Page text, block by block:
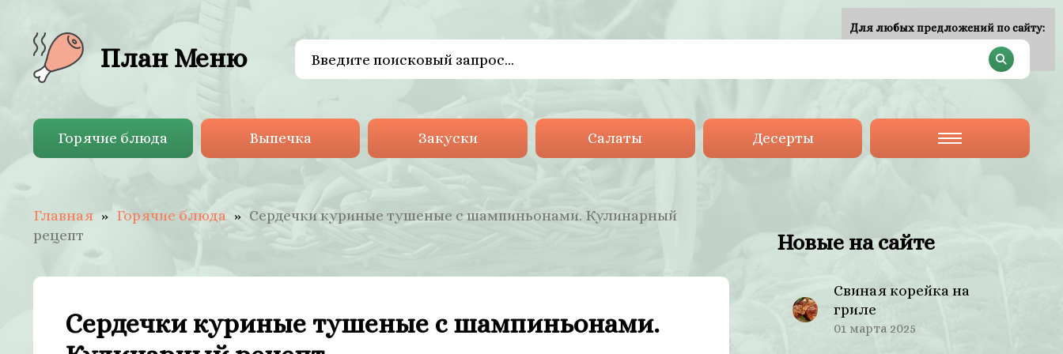
План Меню
Горячие блюда Выпечка Закуски Салаты Десерты
Главная Горячие блюда
Сердечки куриные тушеные с шампиньонами. Кулинарный
рецепт
Сердечки куриные тушеные с шампиньонами.
Новые на сайте
Свиная корейка на
гриле
01 марта 2025
Для любых предложений по сайту: